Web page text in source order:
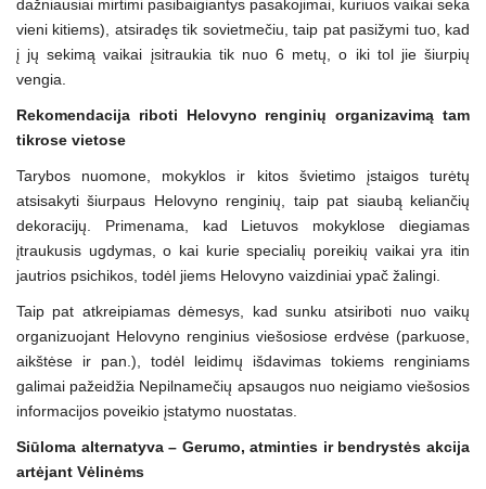
dažniausiai mirtimi pasibaigiantys pasakojimai, kuriuos vaikai seka
vieni kitiems), atsiradęs tik sovietmečiu, taip pat pasižymi tuo, kad
į jų sekimą vaikai įsitraukia tik nuo 6 metų, o iki tol jie šiurpių
vengia.
Rekomendacija riboti Helovyno renginių organizavimą tam
tikrose vietose
Tarybos nuomone, mokyklos ir kitos švietimo įstaigos turėtų
atsisakyti šiurpaus Helovyno renginių, taip pat siaubą keliančių
dekoracijų. Primenama, kad Lietuvos mokyklose diegiamas
įtraukusis ugdymas, o kai kurie specialių poreikių vaikai yra itin
jautrios psichikos, todėl jiems Helovyno vaizdiniai ypač žalingi.
Taip pat atkreipiamas dėmesys, kad sunku atsiriboti nuo vaikų
organizuojant Helovyno renginius viešosiose erdvėse (parkuose,
aikštėse ir pan.), todėl leidimų išdavimas tokiems renginiams
galimai pažeidžia Nepilnamečių apsaugos nuo neigiamo viešosios
informacijos poveikio įstatymo nuostatas.
Siūloma alternatyva – Gerumo, atminties ir bendrystės akcija
artėjant Vėlinėms